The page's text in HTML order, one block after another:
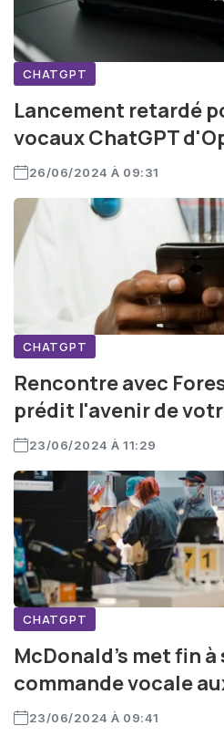
CHATGPT
Lancement retardé
vocaux ChatGPT
26/06/2024 À 09:31
CHATGPT
Rencontre avec
prédit l'avenir de
23/06/2024 À 11:29
CHATGPT
McDonald’s met fin
commande vocale
23/06/2024 À 09:41